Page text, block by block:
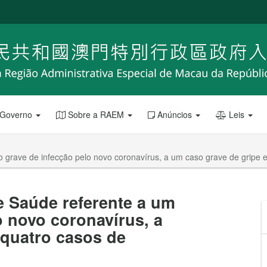
Sobre a RAEM Anúncios Leis
de infecção pelo novo coronavírus, a um caso grave de gripe
referente a um
novo coronavírus, a
casos de